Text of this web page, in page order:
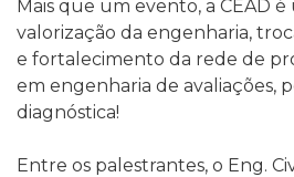
Mais que um evento, a CEAD é
valorização da engenharia,
e fortalecimento da rede de
em engenharia de avaliações,
diagnóstica!
Entre os palestrantes, o Eng.